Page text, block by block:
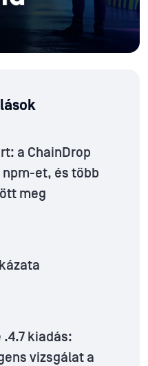
a ChainDrop
et, és több
meg
kiadás:
vizsgálat a